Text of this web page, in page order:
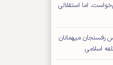
اما استقلالی
رفسنجان میهمانان
اسلامی